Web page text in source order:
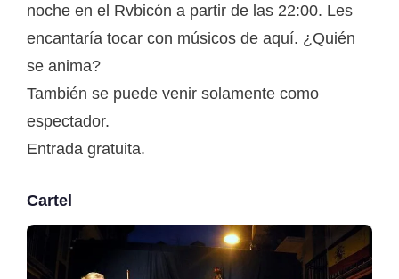
noche en el Rvbicón a partir de las 22:00. Les
encantaría tocar con músicos de aquí. ¿Quién
se anima?
También se puede venir solamente como
espectador.
Entrada gratuita.
Cartel